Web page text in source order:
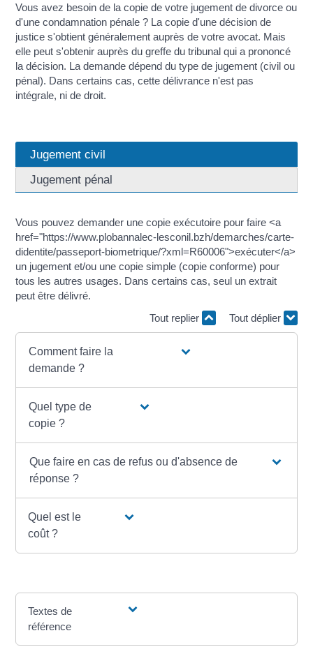
Vous avez besoin de la copie de votre jugement de divorce ou
d'une condamnation pénale ? La copie d'une décision de
justice s'obtient généralement auprès de votre avocat. Mais
elle peut s'obtenir auprès du greffe du tribunal qui a prononcé
la décision. La demande dépend du type de jugement (civil ou
pénal). Dans certains cas, cette délivrance n'est pas
intégrale, ni de droit.
Jugement civil
Jugement pénal
Vous pouvez demander une copie exécutoire pour faire <a
href="https://www.plobannalec-lesconil.bzh/demarches/carte-
didentite/passeport-biometrique/?xml=R60006">exécuter</a>
un jugement et/ou une copie simple (copie conforme) pour
tous les autres usages. Dans certains cas, seul un extrait
peut être délivré.
Tout replier
Tout déplier
Comment faire la
demande ?
Quel type de
copie ?
Que faire en cas de refus ou d'absence de
réponse ?
Quel est le
coût ?
Textes de
référence